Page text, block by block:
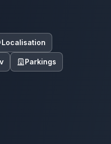
Localisation
Parkings